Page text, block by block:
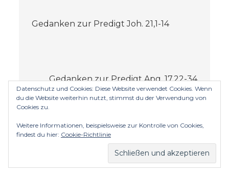
Gedanken zur Predigt Joh. 21,1-14
Gedanken zur Predigt Apg. 17,22-34
Kommentar verfassen
Datenschutz und Cookies: Diese Website verwendet Cookies. Wenn
du die Website weiterhin nutzt, stimmst du der Verwendung von
Cookies zu.
Weitere Informationen, beispielsweise zur Kontrolle von Cookies,
findest du hier: Cookie-Richtlinie